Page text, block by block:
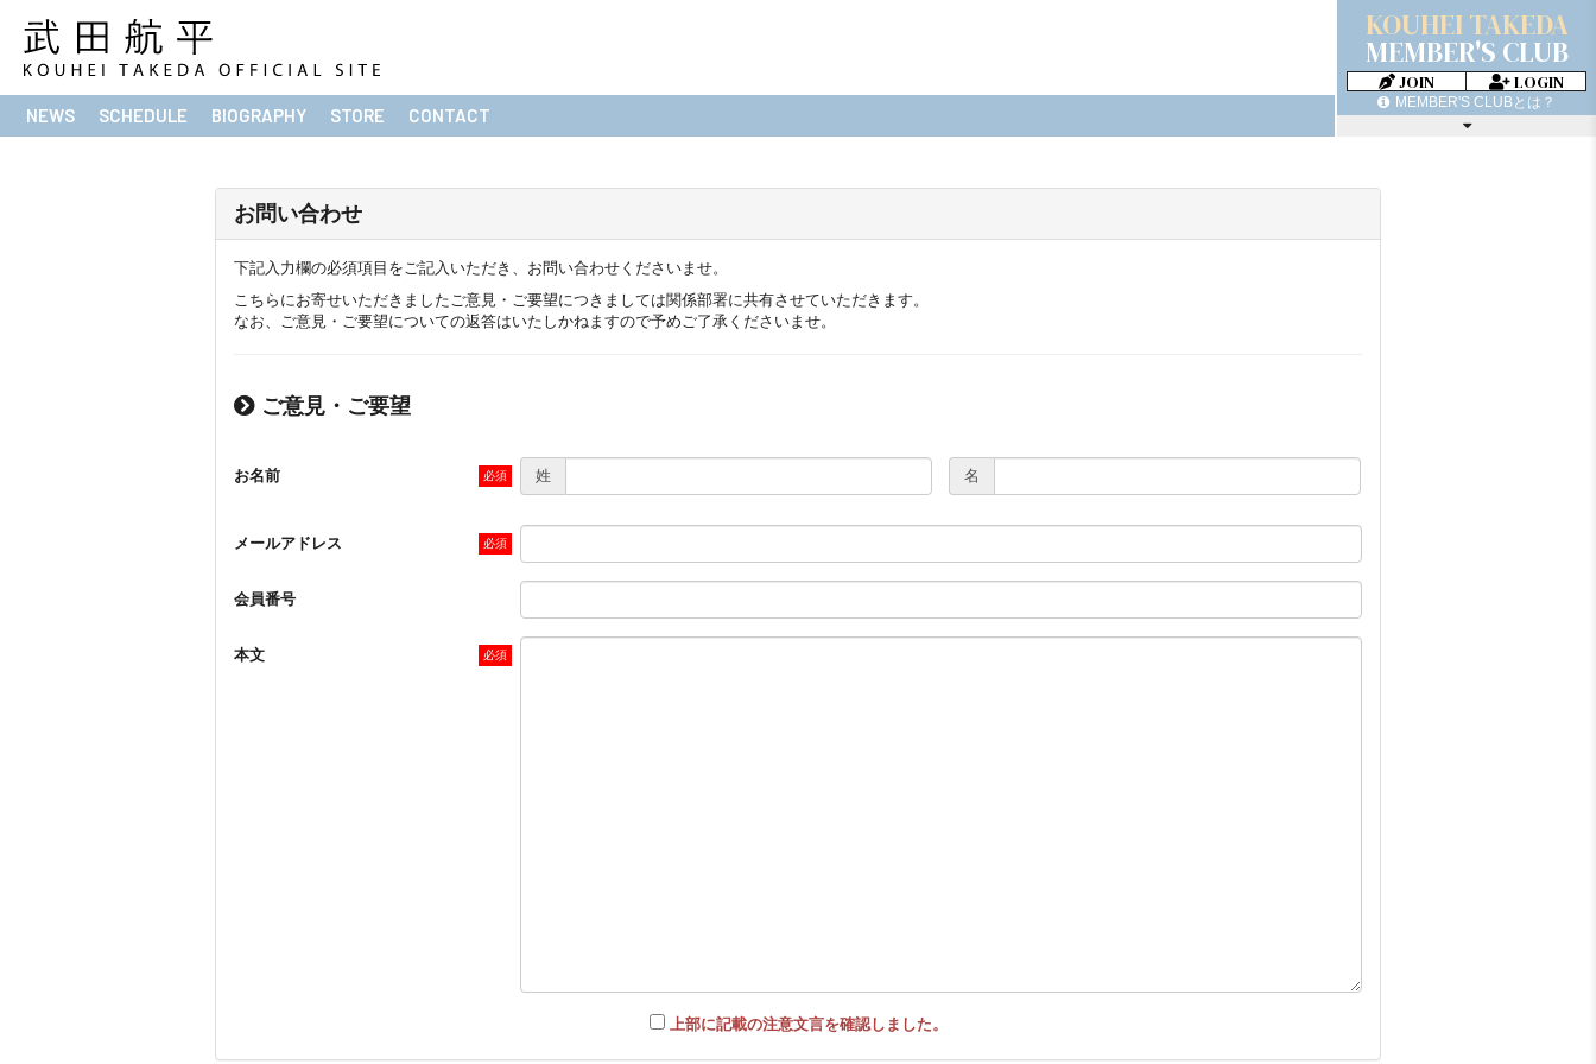
NEWS SCHEDULE BIOGRAPHY STORE CONTACT
KOUHEI TAKEDA
MEMBER'S CLUB
JOIN LOGIN
MEMBER'S CLUBとは？
お問い合わせ
下記入力欄の必須項目をご記入いただき、お問い合わせくださいませ。
こちらにお寄せいただきましたご意見・ご要望につきましては関係部署に共有させていただきます。
なお、ご意見・ご要望についての返答はいたしかねますので予めご了承くださいませ。
ご意見・ご要望
お名前 姓 名
メールアドレス
会員番号
本文
上部に記載の注意文言を確認しました。